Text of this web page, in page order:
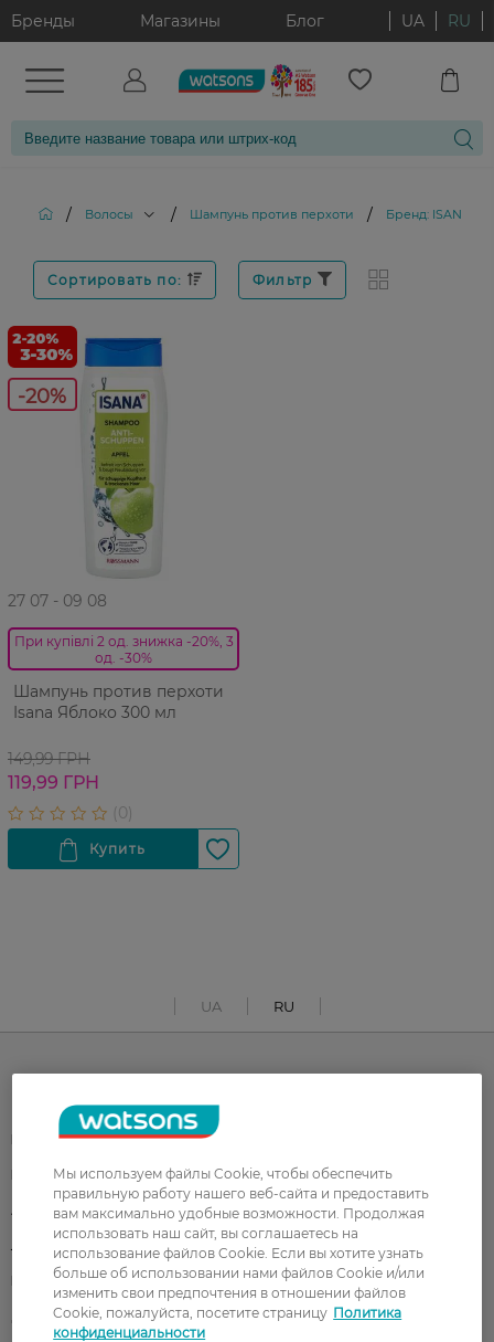
Бренды Магазины Блог UA RU
/ Волосы / Шампунь против перхоти / Бренд: ISANA
Сортировать по: Фильтр
-20%
27 07 - 09 08
При купівлі 2 од. знижка -20%, 3
од. -30%
Шампунь против перхоти
Isana Яблоко 300 мл
149,99 ГРН
119,99 ГРН
UA RU
Каталог
Корейская косметика
Парфюмерия Здоровье
Акции Макияж
Лицо Тело
Подарки Детям
Волосы
Мы используем файлы Cookie, чтобы обеспечить
правильную работу нашего веб-сайта и предоставить
вам максимально удобные возможности. Продолжая
использовать наш сайт, вы соглашаетесь на
использование файлов Cookie. Если вы хотите узнать
больше об использовании нами файлов Cookie и/или
изменить свои предпочтения в отношении файлов
Cookie, пожалуйста, посетите страницу Политика
конфиденциальности